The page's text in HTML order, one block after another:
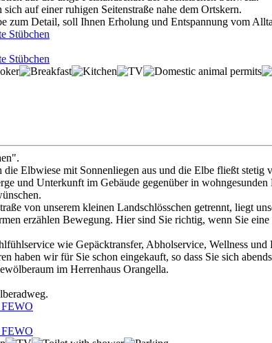
auf einer ruhigen Seitenstraße nahe dem Ortskern.
zum Detail, soll Ihnen Erholung und Entspannung vom
Stübchen
Stübchen
Elbwiese mit Sonnenliegen aus und die Elbe fließt
und Unterkunft im Gebäude gegenüber in
von unserem kleinen Landschlösschen getrennt, liegt
erzählen Bewegung. Hier sind Sie richtig, wenn Sie
wie Gepäcktransfer, Abholservice, Wellness
haben wir für Sie schon eingekauft, so dass Sie sich
im Herrenhaus Orangella.
FEWO
FEWO